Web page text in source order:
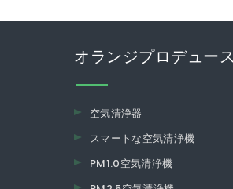
オランジプロデュース
空気清浄器
スマートな空気清浄機
PM1.0空気清浄機